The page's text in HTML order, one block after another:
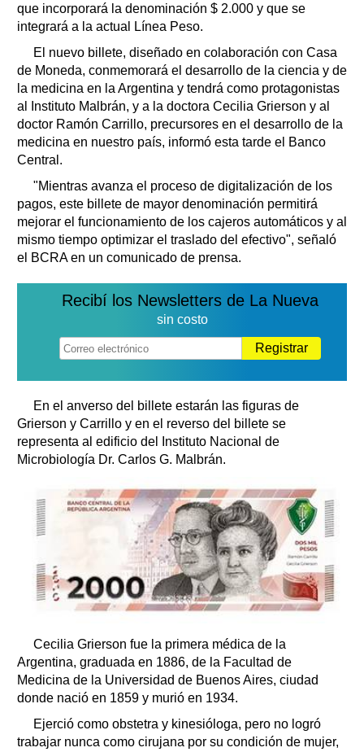
Servicios
Farmacias
Transportes
Loterías
Datos Útiles
Fúnebres
Edictos
Teléfonos de urgencia
que incorporará la denominación $ 2.000 y que se
integrará a la actual Línea Peso.
El nuevo billete, diseñado en colaboración con Casa
de Moneda, conmemorará el desarrollo de la ciencia y de
la medicina en la Argentina y tendrá como protagonistas
al Instituto Malbrán, y a la doctora Cecilia Grierson y al
doctor Ramón Carrillo, precursores en el desarrollo de la
medicina en nuestro país, informó esta tarde el Banco
Central.
"Mientras avanza el proceso de digitalización de los
pagos, este billete de mayor denominación permitirá
mejorar el funcionamiento de los cajeros automáticos y al
mismo tiempo optimizar el traslado del efectivo", señaló
el BCRA en un comunicado de prensa.
Recibí los Newsletters de La Nueva
sin costo
Registrar
En el anverso del billete estarán las figuras de
Grierson y Carrillo y en el reverso del billete se
representa al edificio del Instituto Nacional de
Microbiología Dr. Carlos G. Malbrán.
Cecilia Grierson fue la primera médica de la
Argentina, graduada en 1886, de la Facultad de
Medicina de la Universidad de Buenos Aires, ciudad
donde nació en 1859 y murió en 1934.
Ejerció como obstetra y kinesióloga, pero no logró
trabajar nunca como cirujana por su condición de mujer,